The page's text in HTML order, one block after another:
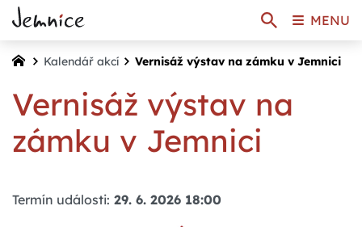
Kalendář akcí Vernisáž výstav na zámku v Jemnici
Vernisáž výstav na
zámku v Jemnici
Termín události: 29. 6. 2026 18:00
MENU